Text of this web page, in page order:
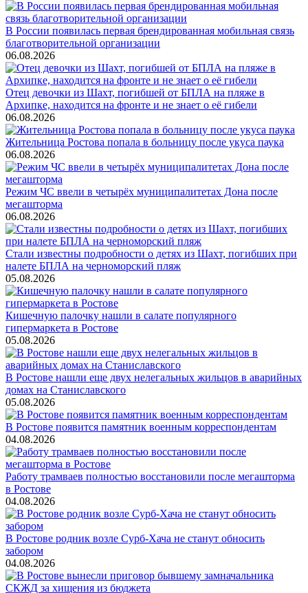
В России появилась первая брендированная мобильная связь
благотворительной организации
06.08.2026
Отец девочки из Шахт, погибшей от БПЛА на пляже в
Архипке, находится на фронте и не знает о её гибели
06.08.2026
Жительница Ростова попала в больницу после укуса паука
06.08.2026
Режим ЧС ввели в четырёх муниципалитетах Дона после
мегашторма
06.08.2026
Стали известны подробности о детях из Шахт, погибших при
налете БПЛА на черноморский пляж
05.08.2026
Кишечную палочку нашли в салате популярного
гипермаркета в Ростове
05.08.2026
В Ростове нашли еще двух нелегальных жильцов в аварийных
домах на Станиславского
05.08.2026
В Ростове появится памятник военным корреспондентам
04.08.2026
Работу трамваев полностью восстановили после мегашторма
в Ростове
04.08.2026
В Ростове родник возле Сурб-Хача не станут обносить
забором
04.08.2026